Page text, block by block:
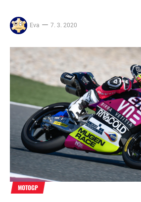
Eva 7. 3. 2020
MOTOGP